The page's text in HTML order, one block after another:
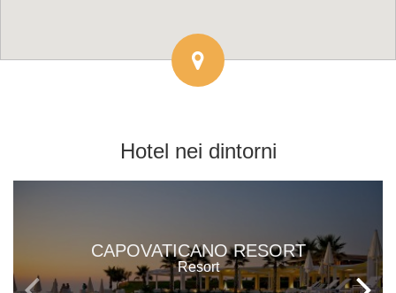
Hotel nei dintorni
CAPOVATICANO RESORT
Resort